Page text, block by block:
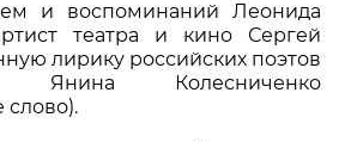
и воспоминаний Леонида
театра и кино Сергей
лирику российских поэтов
Янина Колесниченко
слово).